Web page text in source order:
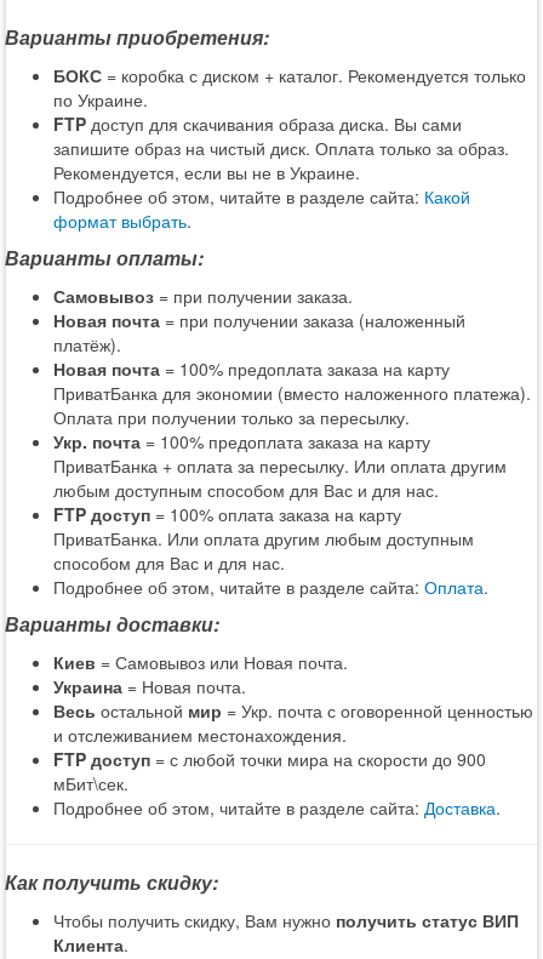
Варианты приобретения:
БОКС = коробка с диском + каталог. Рекомендуется только
по Украине.
FTP доступ для скачивания образа диска. Вы сами
запишите образ на чистый диск. Оплата только за образ.
Рекомендуется, если вы не в Украине.
Подробнее об этом, читайте в разделе сайта: Какой
формат выбрать.
Варианты оплаты:
Самовывоз = при получении заказа.
Новая почта = при получении заказа (наложенный
платёж).
Новая почта = 100% предоплата заказа на карту
ПриватБанка для экономии (вместо наложенного платежа).
Оплата при получении только за пересылку.
Укр. почта = 100% предоплата заказа на карту
ПриватБанка + оплата за пересылку. Или оплата другим
любым доступным способом для Вас и для нас.
FTP доступ = 100% оплата заказа на карту
ПриватБанка. Или оплата другим любым доступным
способом для Вас и для нас.
Подробнее об этом, читайте в разделе сайта: Оплата.
Варианты доставки:
Киев = Самовывоз или Новая почта.
Украина = Новая почта.
Весь остальной мир = Укр. почта с оговоренной ценностью
и отслеживанием местонахождения.
FTP доступ = с любой точки мира на скорости до 900
мБит\сек.
Подробнее об этом, читайте в разделе сайта: Доставка.
Как получить скидку:
Чтобы получить скидку, Вам нужно получить статус ВИП
Клиента.